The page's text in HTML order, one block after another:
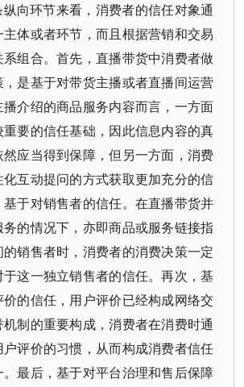
向环节来看，消费者的信任对象通
体或者环节，而且根据营销和交易
组合。首先，直播带货中消费者做
是基于对带货主播或者直播间运营
介绍的商品服务内容而言，一方面
要的信任基础，因此信息内容的真
应当得到保障，但另一方面，消费
互动提问的方式获取更加充分的信
于对销售者的信任。在直播带货并
的情况下，亦即商品或服务链接指
销售者时，消费者的消费决策一定
这一独立销售者的信任。再次，基
的信任，用户评价已经构成网络交
制的重要构成，消费者在消费时通
评价的习惯，从而构成消费者信任
最后，基于对平台治理和售后保障